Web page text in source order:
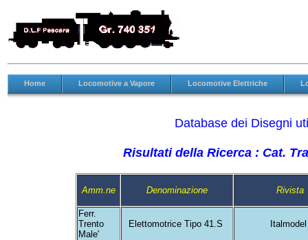
Home Locomotive a Vapore Locomotive Elettriche
Database dei Disegni
Risultati della Ricerca : Cat.
Amm.ne Denominazione Rivista
Ferr.
Trento
Male'
Elettomotrice Tipo 41.S